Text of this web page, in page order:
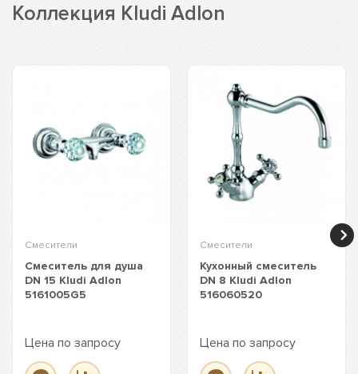
Коллекция Kludi Adlon
Смесители
Смеситель для душа
DN 15 Kludi Adlon
5161005G5
Цена по запросу
Смесители
Кухонный смеситель
DN 8 Kludi Adlon
516060520
Цена по запросу